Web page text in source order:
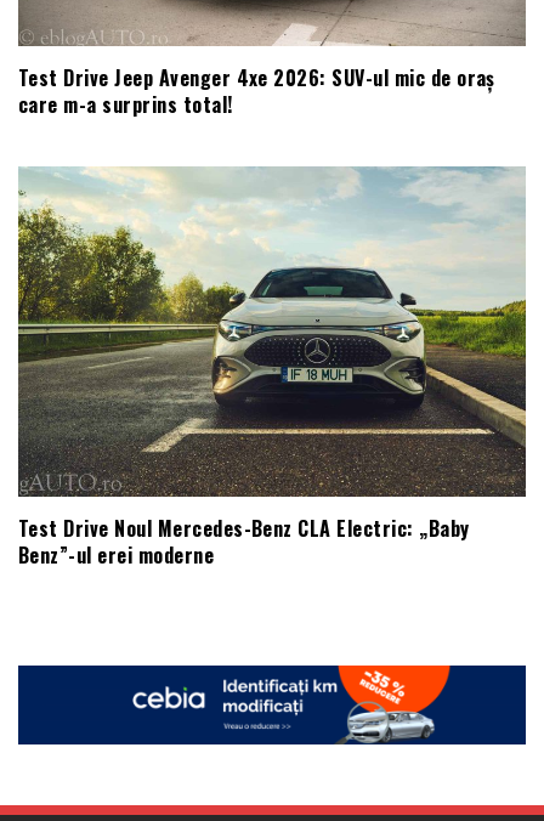
Test Drive Jeep Avenger 4xe 2026: SUV-ul mic de oraș
care m-a surprins total!
Test Drive Noul Mercedes-Benz CLA Electric: „Baby
Benz”-ul erei moderne